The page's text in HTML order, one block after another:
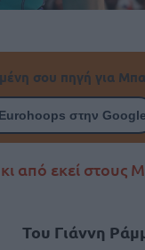
σου πηγή για
στην Google
από εκεί στους
Του Γιάννη